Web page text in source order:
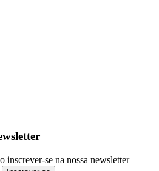
inscrever-se na nossa newsletter